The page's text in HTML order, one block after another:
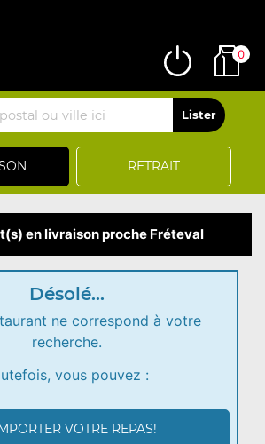
RETRAIT
0
en livraison proche Fréteval
Désolé...
ne correspond à votre
recherche.
vous pouvez :
VOTRE REPAS!